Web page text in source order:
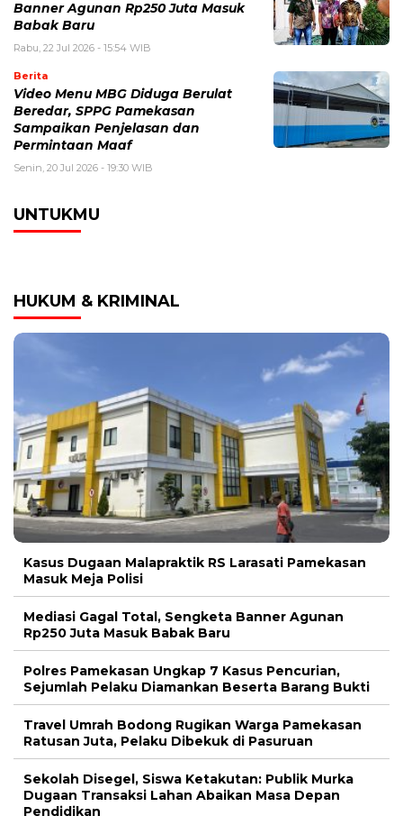
Banner Agunan Rp250 Juta Masuk
Babak Baru
Rabu, 22 Jul 2026 - 15:54 WIB
Berita
‎Video Menu MBG Diduga Berulat
Beredar, SPPG Pamekasan
Sampaikan Penjelasan dan
Permintaan Maaf
Senin, 20 Jul 2026 - 19:30 WIB
UNTUKMU
HUKUM & KRIMINAL
Kasus Dugaan Malapraktik RS Larasati Pamekasan
Masuk Meja Polisi
Mediasi Gagal Total, Sengketa Banner Agunan
Rp250 Juta Masuk Babak Baru
Polres Pamekasan Ungkap 7 Kasus Pencurian,
Sejumlah Pelaku Diamankan Beserta Barang Bukti
Travel Umrah Bodong Rugikan Warga Pamekasan
Ratusan Juta, Pelaku Dibekuk di Pasuruan
Sekolah Disegel, Siswa Ketakutan: Publik Murka
Dugaan Transaksi Lahan Abaikan Masa Depan
Pendidikan